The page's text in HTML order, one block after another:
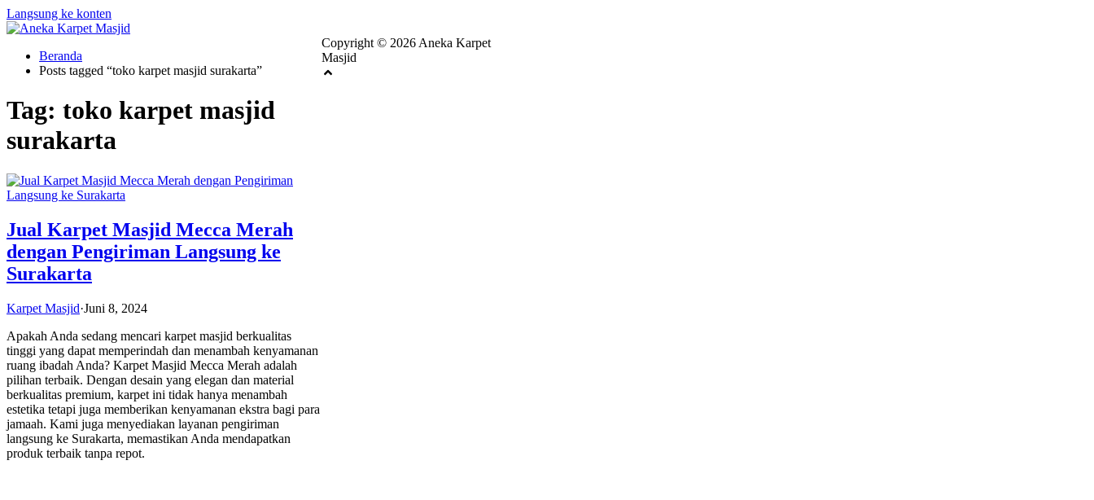
Langsung ke konten
Beranda
Posts tagged “toko karpet masjid surakarta”
Tag: toko karpet masjid
surakarta
Jual Karpet Masjid Mecca Merah
dengan Pengiriman Langsung ke
Surakarta
Karpet Masjid·Juni 8, 2024
Apakah Anda sedang mencari karpet masjid berkualitas
tinggi yang dapat memperindah dan menambah kenyamanan
ruang ibadah Anda? Karpet Masjid Mecca Merah adalah
pilihan terbaik. Dengan desain yang elegan dan material
berkualitas premium, karpet ini tidak hanya menambah
estetika tetapi juga memberikan kenyamanan ekstra bagi para
jamaah. Kami juga menyediakan layanan pengiriman
langsung ke Surakarta, memastikan Anda mendapatkan
produk terbaik tanpa repot.
Copyright © 2026 Aneka Karpet
Masjid